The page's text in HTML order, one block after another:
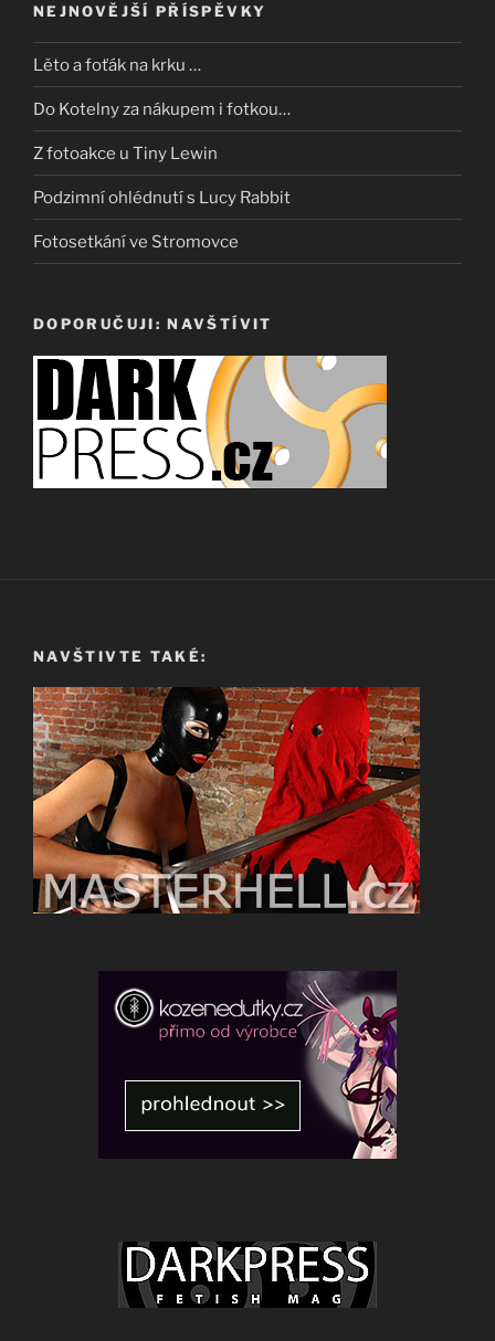
NEJNOVĚJŠÍ PŘÍSPĚVKY
Lěto a foťák na krku …
Do Kotelny za nákupem i fotkou…
Z fotoakce u Tiny Lewin
Podzimní ohlédnutí s Lucy Rabbit
Fotosetkání ve Stromovce
DOPORUČUJI: NAVŠTÍVIT
NAVŠTIVTE TAKÉ: